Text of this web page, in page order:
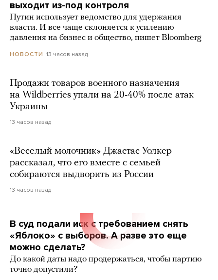
выходит из-под контроля
Путин использует ведомство для удержания
власти. И все чаще склоняется к усилению
давления на бизнес и общество, пишет Bloomberg
НОВОСТИ 13 часов назад
Продажи товаров военного назначения
на Wildberries упали на 20-40% после атак
Украины
13 часов назад
«Веселый молочник» Джастас Уолкер
рассказал, что его вместе с семьей
собираются выдворить из России
13 часов назад
В суд подали иск с требованием снять
«Яблоко» с выборов. А разве это еще
можно сделать?
До какой даты надо продержаться, чтобы партию
точно допустили?